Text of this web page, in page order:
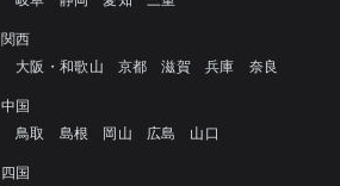
関西
大阪・和歌山
京都 滋賀 兵庫 奈良
中国
鳥取
島根 岡山 広島 山口
四国